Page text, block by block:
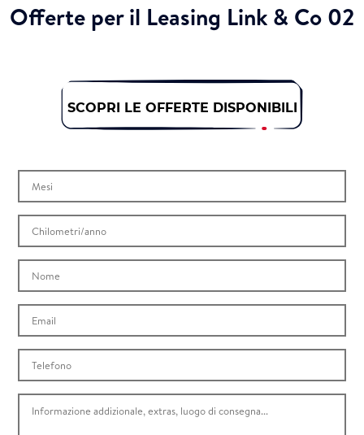
Offerte per il Leasing Link & Co 02
SCOPRI LE OFFERTE DISPONIBILI